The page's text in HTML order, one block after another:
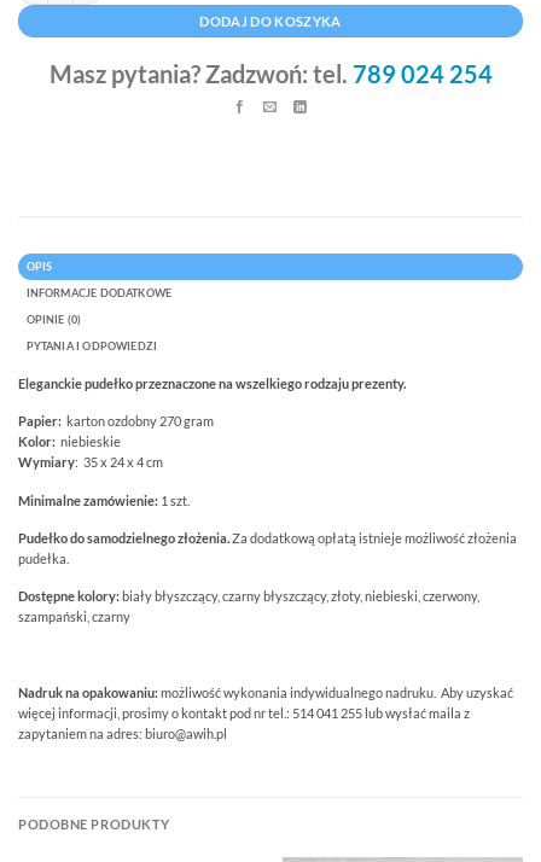
DODAJ DO KOSZYKA
Masz pytania? Zadzwoń: tel. 789 024 254
OPIS
INFORMACJE DODATKOWE
OPINIE (0)
PYTANIA I ODPOWIEDZI
Eleganckie pudełko przeznaczone na wszelkiego rodzaju prezenty.
Papier: karton ozdobny 270 gram
Kolor: niebieskie
Wymiary: 35 x 24 x 4 cm
Minimalne zamówienie: 1 szt.
Pudełko do samodzielnego złożenia.Za dodatkową opłatą istnieje możliwość złożenia
pudełka.
Dostępne kolory: biały błyszczący, czarny błyszczący, złoty, niebieski, czerwony,
szampański, czarny
Nadruk na opakowaniu:możliwość wykonania indywidualnego nadruku. Aby uzyskać
więcej informacji, prosimy o kontakt pod nr tel.: 514 041 255 lub wysłać maila z
zapytaniem na adres: biuro@awih.pl
PODOBNE PRODUKTY